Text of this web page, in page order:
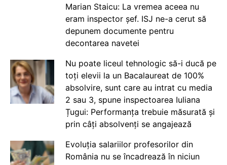
Marian Staicu: La vremea aceea nu
eram inspector șef. ISJ ne-a cerut să
depunem documente pentru
decontarea navetei
Nu poate liceul tehnologic să-i ducă pe
toți elevii la un Bacalaureat de 100%
absolvire, sunt care au intrat cu media
2 sau 3, spune inspectoarea Iuliana
Țugui: Performanța trebuie măsurată și
prin câți absolvenți se angajează
Evoluția salariilor profesorilor din
România nu se încadrează în niciun